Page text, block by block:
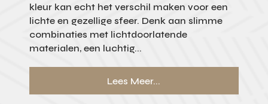
kleur kan echt het verschil maken voor een
lichte en gezellige sfeer. Denk aan slimme
combinaties met lichtdoorlatende
materialen, een luchtig...
Lees Meer...